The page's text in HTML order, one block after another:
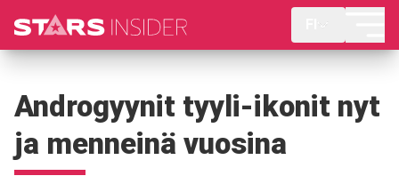
Androgyynit tyyli-ikonit nyt
ja menneinä vuosina